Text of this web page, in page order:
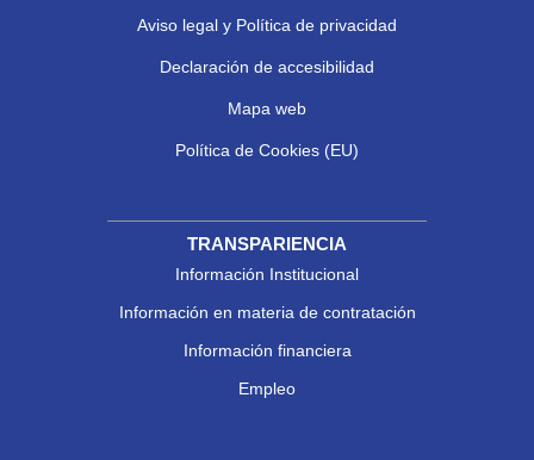
Aviso legal y Política de privacidad
Declaración de accesibilidad
Mapa web
Política de Cookies (EU)
TRANSPARIENCIA
Información Institucional
Información en materia de contratación
Información financiera
Empleo